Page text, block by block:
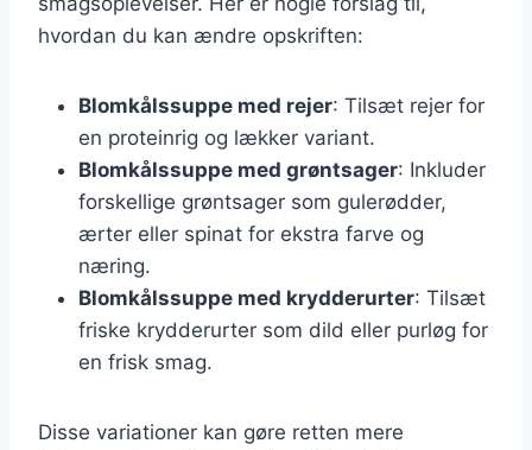
hvordan du kan ændre opskriften:
Blomkålssuppe med rejer: Tilsæt rejer for
en proteinrig og lækker variant.
Blomkålssuppe med grøntsager: Inkluder
forskellige grøntsager som gulerødder,
ærter eller spinat for ekstra farve og
næring.
Blomkålssuppe med krydderurter: Tilsæt
friske krydderurter som dild eller purløg for
en frisk smag.
Disse variationer kan gøre retten mere